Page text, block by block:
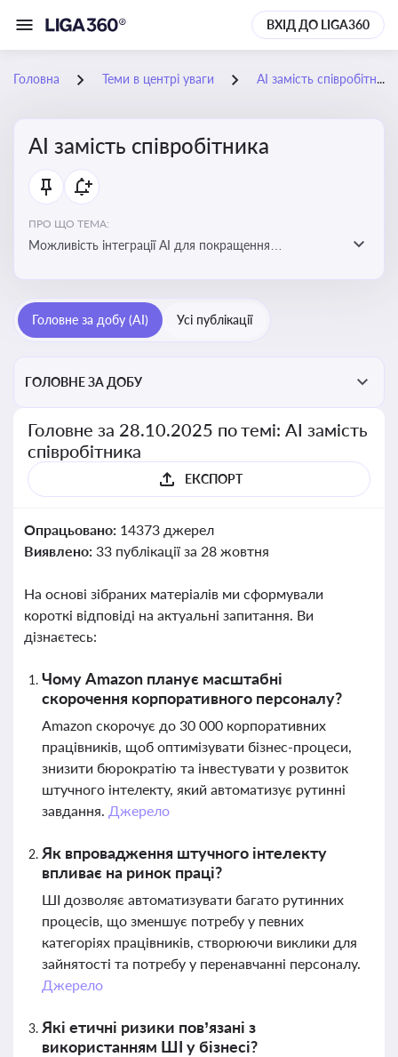
ВХІД ДО LIGA360
Головна Теми в центрі уваги АІ замість співробітника
АІ замість співробітника
ПРО ЩО ТЕМА:
Можливість інтеграції АІ для покращення
Головне за добу (AI) Усі публікації
ГОЛОВНЕ ЗА ДОБУ
Головне за 28.10.2025 по темі: АІ замість
співробітника
ЕКСПОРТ
Опрацьовано: 14373 джерел
Виявлено: 33 публікації за 28 жовтня
На основі зібраних матеріалів ми сформували
короткі відповіді на актуальні запитання. Ви
дізнаєтесь:
Чому Amazon планує масштабні
скорочення корпоративного персоналу?
Amazon скорочує до 30 000 корпоративних
працівників, щоб оптимізувати бізнес-процеси,
знизити бюрократію та інвестувати у розвиток
штучного інтелекту, який автоматизує рутинні
завдання. Джерело
Як впровадження штучного інтелекту
впливає на ринок праці?
ШІ дозволяє автоматизувати багато рутинних
процесів, що зменшує потребу у певних
категоріях працівників, створюючи виклики для
зайнятості та потребу у перенавчанні персоналу.
Джерело
Які етичні ризики пов’язані з
використанням ШІ у бізнесі?